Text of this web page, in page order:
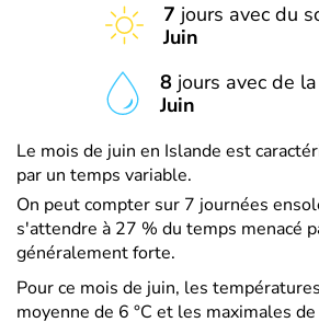
7 jours avec du
Juin
8 jours avec de
Juin
Le mois de juin en Islande est
par un temps variable.
On peut compter sur 7 journées
s'attendre à 27 % du temps menacé
généralement forte.
Pour ce mois de juin, les
moyenne de 6 °C et les maximales de